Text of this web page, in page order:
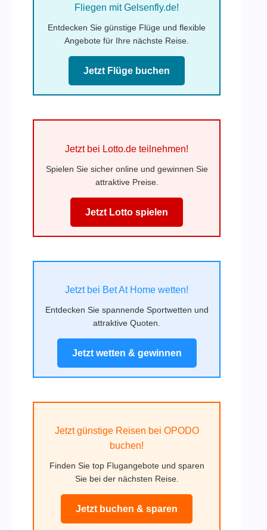
Fliegen mit Gelsenfly.de!
Entdecken Sie günstige Flüge und flexible
Angebote für Ihre nächste Reise.
Jetzt Flüge buchen
Jetzt bei Lotto.de teilnehmen!
Spielen Sie sicher online und gewinnen Sie
attraktive Preise.
Jetzt Lotto spielen
Jetzt bei Bet At Home wetten!
Entdecken Sie spannende Sportwetten und
attraktive Quoten.
Jetzt wetten & gewinnen
Jetzt günstige Reisen bei OPODO
buchen!
Finden Sie top Flugangebote und sparen
Sie bei der nächsten Reise.
Jetzt buchen & sparen